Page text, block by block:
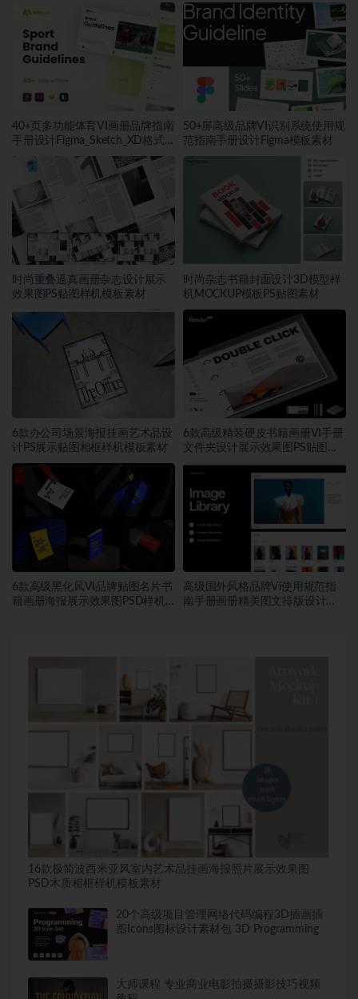
40+页多功能体育VI画册品牌指南
手册设计Figma_Sketch_XD格式
50+屏高级品牌VI识别系统使用规
范指南手册设计Figma模板素材
时尚重叠逼真画册杂志设计展示
效果图PS贴图样机模板素材
时尚杂志书籍封面设计3D模型样
机MOCKUP模板PS贴图素材
6款办公司场景海报挂画艺术品设
计PS展示贴图相框样机模板素材
6款高级精装硬皮书籍画册VI手册
文件夹设计展示效果图PS贴图样
6款高级黑化风VI品牌贴图名片书
籍画册海报展示效果图PSD样机
高级国外风格品牌Vi使用规范指
南手册画册精美图文排版设计
16款极简波西米亚风室内艺术品挂画海报照片展示效果图
PSD木质相框样机模板素材
20个高级项目管理网络代码编程3D插画插
图Icons图标设计素材包 3D Programming
大师课程 专业商业电影拍摄摄影技巧视频